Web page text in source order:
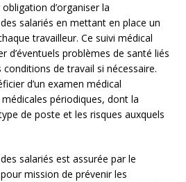
d’organiser la
des salariés en mettant en place un
travailleur. Ce suivi médical
d’éventuels problèmes de santé liés
conditions de travail si nécessaire.
d’un examen médical
périodiques, dont la
de poste et les risques auxquels
salariés est assurée par le
mission de prévenir les